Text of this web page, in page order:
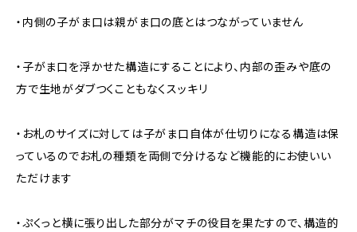
・内側の子がま口は親がま口の底とはつながっていません
・子がま口を浮かせた構造にすることにより、内部の歪みや底の
方で生地がダブつくこともなくスッキリ
・お札のサイズに対しては子がま口自体が仕切りになる構造は保
っているのでお札の種類を両側で分けるなど機能的にお使いい
ただけます
・ぷくっと横に張り出した部分がマチの役目を果たすので、構造的